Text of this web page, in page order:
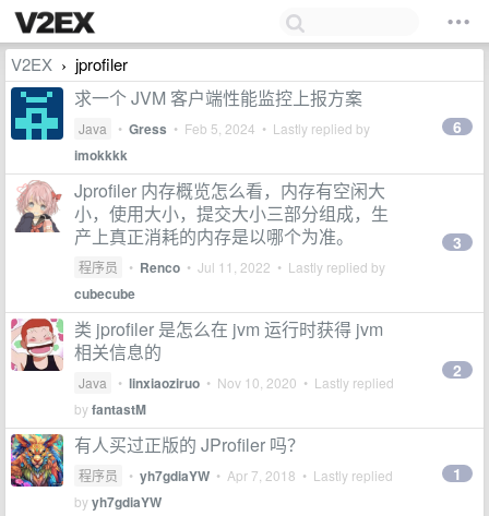
V2EX › jprofiler
求一个 JVM 客户端性能监控上报方案
Java • Gress • Feb 5, 2024 • Lastly replied by
imokkkk
6
Jprofiler 内存概览怎么看，内存有空闲大
小，使用大小，提交大小三部分组成，生
产上真正消耗的内存是以哪个为准。
程序员 • Renco • Jul 11, 2022 • Lastly replied by
cubecube
3
类 jprofiler 是怎么在 jvm 运行时获得 jvm
相关信息的
Java • linxiaoziruo • Nov 10, 2020 • Lastly replied
byfantastM
2
有人买过正版的 JProfiler 吗？
程序员 • yh7gdiaYW • Apr 7, 2018 • Lastly replied
byyh7gdiaYW
1